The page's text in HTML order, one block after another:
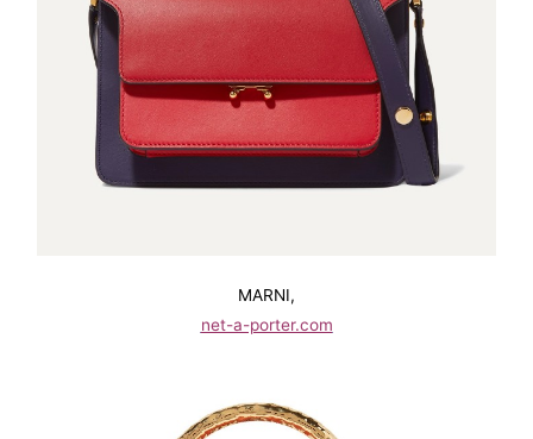
MARNI,
net-a-porter.com